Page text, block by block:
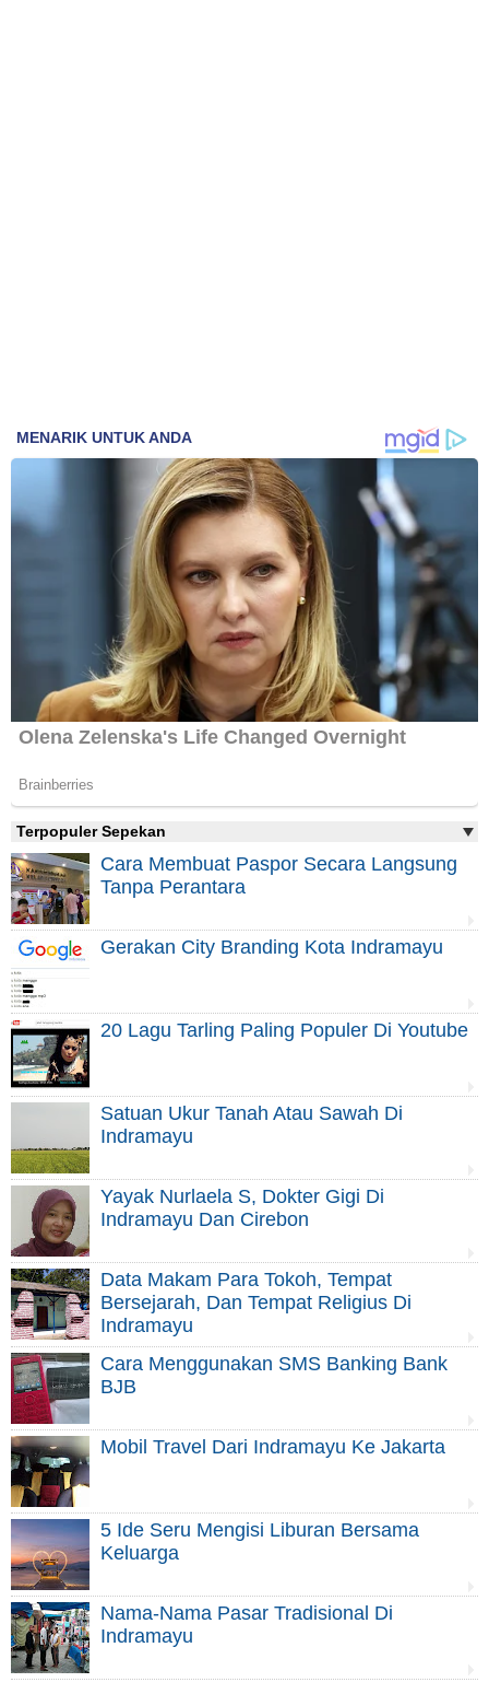
Terpopuler Sepekan
Cara Membuat Paspor Secara Langsung
Tanpa Perantara
Gerakan City Branding Kota Indramayu
20 Lagu Tarling Paling Populer Di Youtube
Satuan Ukur Tanah Atau Sawah Di
Indramayu
Yayak Nurlaela S, Dokter Gigi Di
Indramayu Dan Cirebon
Data Makam Para Tokoh, Tempat
Bersejarah, Dan Tempat Religius Di
Indramayu
Cara Menggunakan SMS Banking Bank
BJB
Mobil Travel Dari Indramayu Ke Jakarta
5 Ide Seru Mengisi Liburan Bersama
Keluarga
Nama-Nama Pasar Tradisional Di
Indramayu